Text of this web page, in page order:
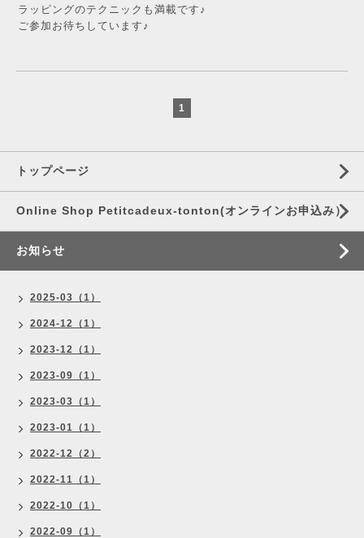
ラッピングのテクニックも満載です♪
ご参加お待ちしています♪
1
トップページ
Online Shop Petitcadeux-tonton(オンラインお申込み）
お知らせ
2025-03（1）
2024-12（1）
2023-12（1）
2023-09（1）
2023-03（1）
2023-01（1）
2022-12（2）
2022-11（1）
2022-10（1）
2022-09（1）